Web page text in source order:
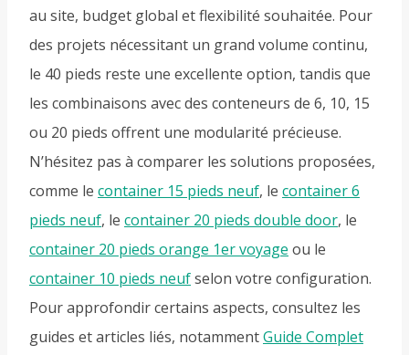
au site, budget global et flexibilité souhaitée. Pour
des projets nécessitant un grand volume continu,
le 40 pieds reste une excellente option, tandis que
les combinaisons avec des conteneurs de 6, 10, 15
ou 20 pieds offrent une modularité précieuse.
N’hésitez pas à comparer les solutions proposées,
comme le container 15 pieds neuf, le container 6
pieds neuf, le container 20 pieds double door, le
container 20 pieds orange 1er voyage ou le
container 10 pieds neufselon votre configuration.
Pour approfondir certains aspects, consultez les
guides et articles liés, notammentGuide Complet